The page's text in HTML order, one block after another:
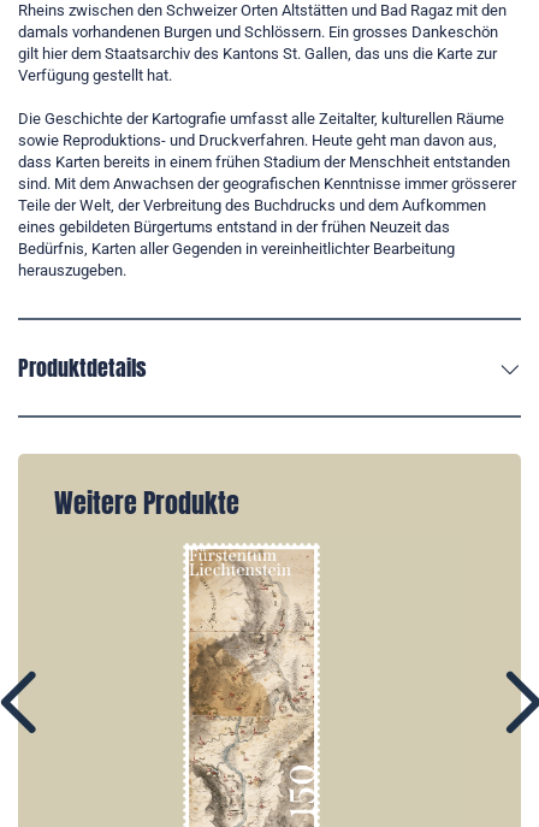
Rheins zwischen den Schweizer Orten Altstätten und Bad Ragaz mit den
damals vorhandenen Burgen und Schlössern. Ein grosses Dankeschön
gilt hier dem Staatsarchiv des Kantons St. Gallen, das uns die Karte zur
Verfügung gestellt hat.
Die Geschichte der Kartografie umfasst alle Zeitalter, kulturellen Räume
sowie Reproduktions- und Druckverfahren. Heute geht man davon aus,
dass Karten bereits in einem frühen Stadium der Menschheit entstanden
sind. Mit dem Anwachsen der geografischen Kenntnisse immer grösserer
Teile der Welt, der Verbreitung des Buchdrucks und dem Aufkommen
eines gebildeten Bürgertums entstand in der frühen Neuzeit das
Bedürfnis, Karten aller Gegenden in vereinheitlichter Bearbeitung
herauszugeben.
Produktdetails
Weitere Produkte